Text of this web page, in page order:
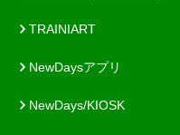
TRAINIART
NewDaysアプリ
NewDays/KIOSK